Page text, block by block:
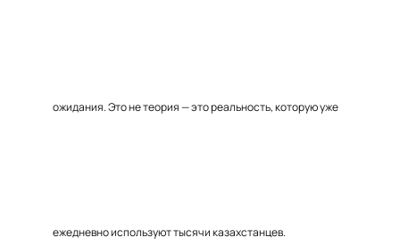
ожидания. Это не теория — это реальность, которую уже
ежедневно используют тысячи казахстанцев.